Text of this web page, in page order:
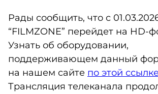
Телефон
Охрана
Магазин
Контакты
Новости
Рады сообщить, что с
“FILMZONE” перейдет на HD-
Узнать об оборудовании,
поддерживающем данный
на нашем сайте по этой ссылке
Трансляция телеканала